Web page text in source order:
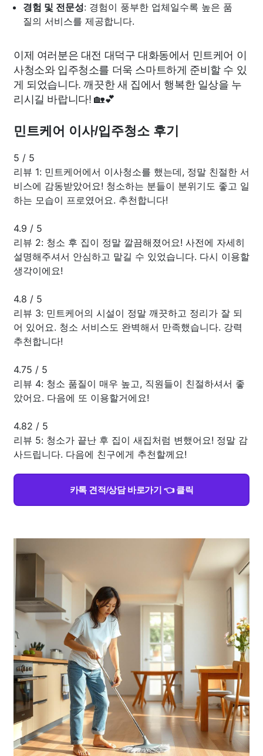
경험 및 전문성: 경험이 풍부한 업체일수록 높은 품
질의 서비스를 제공합니다.
이제 여러분은 대전 대덕구 대화동에서 민트케어 이
사청소와 입주청소를 더욱 스마트하게 준비할 수 있
게 되었습니다. 깨끗한 새 집에서 행복한 일상을 누
리시길 바랍니다! 🏡💕
민트케어 이사/입주청소 후기
5 / 5
리뷰 1: 민트케어에서 이사청소를 했는데, 정말 친절한 서
비스에 감동받았어요! 청소하는 분들이 분위기도 좋고 일
하는 모습이 프로였어요. 추천합니다!
4.9 / 5
리뷰 2: 청소 후 집이 정말 깔끔해졌어요! 사전에 자세히
설명해주셔서 안심하고 맡길 수 있었습니다. 다시 이용할
생각이에요!
4.8 / 5
리뷰 3: 민트케어의 시설이 정말 깨끗하고 정리가 잘 되
어 있어요. 청소 서비스도 완벽해서 만족했습니다. 강력
추천합니다!
4.75 / 5
리뷰 4: 청소 품질이 매우 높고, 직원들이 친절하셔서 좋
았어요. 다음에 또 이용할거에요!
4.82 / 5
리뷰 5: 청소가 끝난 후 집이 새집처럼 변했어요! 정말 감
사드립니다. 다음에 친구에게 추천할께요!
카톡 견적/상담 바로가기 👈 클릭